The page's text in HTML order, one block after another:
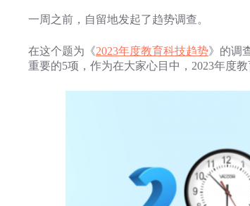
一周之前，自留地发起了趋势调查。
在这个题为《2023年度教育科技趋势》的调
重要的5项，作为在大家心目中，2023年度教